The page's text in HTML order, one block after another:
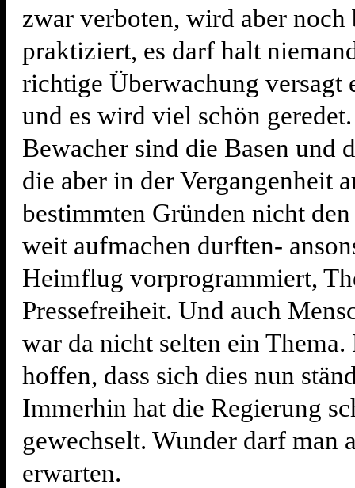
zwar verboten, wird aber noch
praktiziert, es darf halt
richtige Überwachung versagt
und es wird viel schön
Bewacher sind die Basen und
die aber in der Vergangenheit
bestimmten Gründen nicht
weit aufmachen durften-
Heimflug vorprogrammiert,
Pressefreiheit. Und auch
war da nicht selten ein
hoffen, dass sich dies nun
Immerhin hat die Regierung
gewechselt. Wunder darf man
erwarten.